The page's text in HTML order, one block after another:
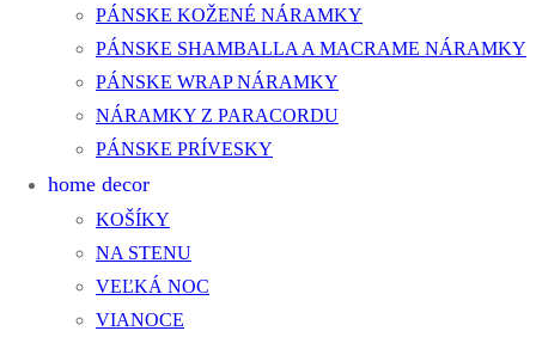
PÁNSKE KOŽENÉ NÁRAMKY
PÁNSKE SHAMBALLA A MACRAME NÁRAMKY
PÁNSKE WRAP NÁRAMKY
NÁRAMKY Z PARACORDU
PÁNSKE PRÍVESKY
home decor
KOŠÍKY
NA STENU
VEĽKÁ NOC
VIANOCE